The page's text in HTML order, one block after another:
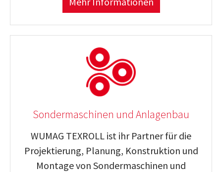
Sondermaschinen und Anlagenbau
WUMAG TEXROLL ist ihr Partner für die
Projektierung, Planung, Konstruktion und
Montage von Sondermaschinen und